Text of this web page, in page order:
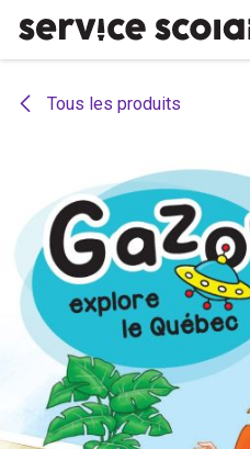
Tous les produits